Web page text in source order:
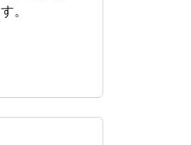
。